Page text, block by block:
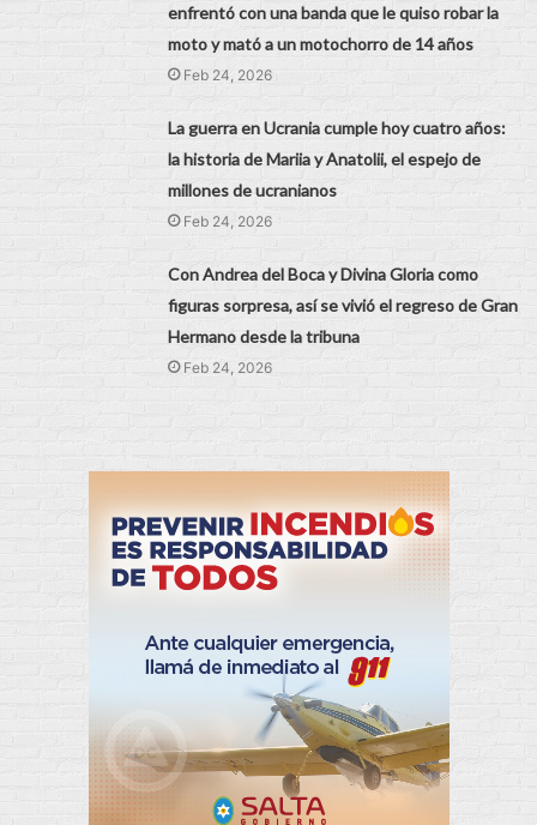
enfrentó con una banda que le quiso robar la
moto y mató a un motochorro de 14 años
Feb 24, 2026
La guerra en Ucrania cumple hoy cuatro años:
la historia de Mariia y Anatolii, el espejo de
millones de ucranianos
Feb 24, 2026
Con Andrea del Boca y Divina Gloria como
figuras sorpresa, así se vivió el regreso de Gran
Hermano desde la tribuna
Feb 24, 2026